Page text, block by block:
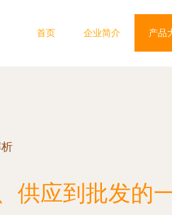
首页 企业简介 产品
供应到批发的